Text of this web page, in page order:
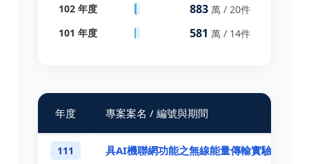
102 年度
883 萬 / 20件
101 年度
581 萬 / 14件
年度 專案案名 / 編號與期間
111 具AI機聯網功能之無線能量傳輸實驗教具